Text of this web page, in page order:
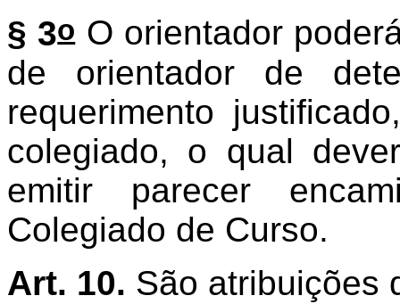
§ 3o O orientador
de orientador de
requerimento
colegiado, o qual
emitir parecer
Colegiado de Curso.
Art. 10. São atribuições